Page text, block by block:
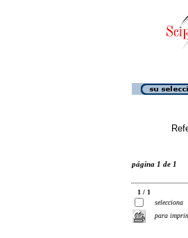
página 1 de 1
1 / 1
selecciona
para